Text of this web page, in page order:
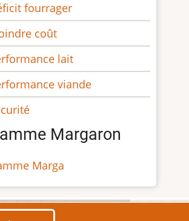
fourrager
coût
lait
viande
Margaron
Marga